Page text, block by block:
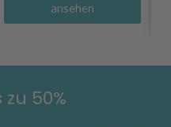
ansehen
50%